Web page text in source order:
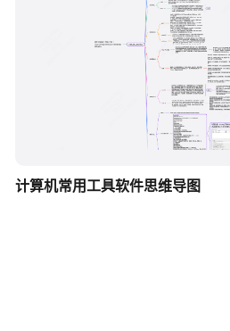
boardmix
计算机常用工具软件思维导图